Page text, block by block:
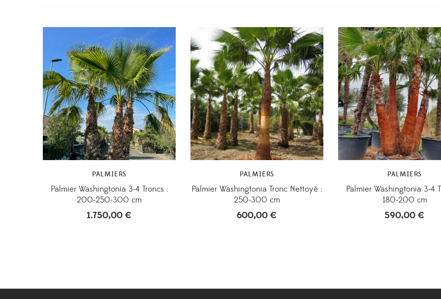
PALMIERS
Palmier Washingtonia 3-4 Troncs :
200-250-300 cm
1.750,00 €
PALMIERS
Palmier Washingtonia Tronc Nettoyé :
250-300 cm
600,00 €
PALMIERS
Palmier Washingtonia 3-4
180-200 cm
590,00 €